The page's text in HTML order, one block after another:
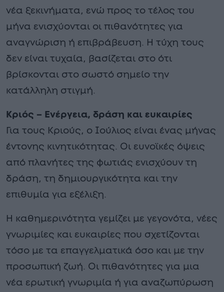
νέα ξεκινήματα, ενώ προς το τέλος του
μήνα ενισχύονται οι πιθανότητες για
αναγνώριση ή επιβράβευση. Η τύχη τους
δεν είναι τυχαία, βασίζεται στο ότι
βρίσκονται στο σωστό σημείο την
κατάλληλη στιγμή.
Κριός – Ενέργεια, δράση και ευκαιρίες
Για τους Κριούς, ο Ιούλιος είναι ένας μήνας
έντονης κινητικότητας. Οι ευνοϊκές όψεις
από πλανήτες της φωτιάς ενισχύουν τη
δράση, τη δημιουργικότητα και την
επιθυμία για εξέλιξη.
Η καθημερινότητα γεμίζει με γεγονότα, νέες
γνωριμίες και ευκαιρίες που σχετίζονται
τόσο με τα επαγγελματικά όσο και με την
προσωπική ζωή. Οι πιθανότητες για μια
νέα ερωτική γνωριμία ή για αναζωπύρωση